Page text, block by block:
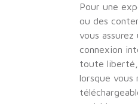
Pour une
ou des
vous
connexion
toute liberté,
lorsque vous